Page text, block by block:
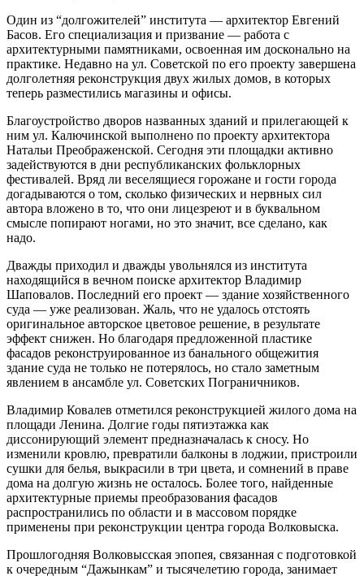
Один из “долгожителей” института — архитектор Евгений
Басов. Его специализация и призвание — работа с
архитектурными памятниками, освоенная им досконально на
практике. Недавно на ул. Советской по его проекту завершена
долголетняя реконструкция двух жилых домов, в которых
теперь разместились магазины и офисы.
Благоустройство дворов названных зданий и прилегающей к
ним ул. Калючинской выполнено по проекту архитектора
Натальи Преображенской. Сегодня эти площадки активно
задействуются в дни республиканских фольклорных
фестивалей. Вряд ли веселящиеся горожане и гости города
догадываются о том, сколько физических и нервных сил
автора вложено в то, что они лицезреют и в буквальном
смысле попирают ногами, но это значит, все сделано, как
надо.
Дважды приходил и дважды увольнялся из института
находящийся в вечном поиске архитектор Владимир
Шаповалов. Последний его проект — здание хозяйственного
суда — уже реализован. Жаль, что не удалось отстоять
оригинальное авторское цветовое решение, в результате
эффект снижен. Но благодаря предложенной пластике
фасадов реконструированное из банального общежития
здание суда не только не потерялось, но стало заметным
явлением в ансамбле ул. Советских Пограничников.
Владимир Ковалев отметился реконструкцией жилого дома на
площади Ленина. Долгие годы пятиэтажка как
диссонирующий элемент предназначалась к сносу. Но
изменили кровлю, превратили балконы в лоджии, пристроили
сушки для белья, выкрасили в три цвета, и сомнений в праве
дома на долгую жизнь не осталось. Более того, найденные
архитектурные приемы преобразования фасадов
распространились по области и в массовом порядке
применены при реконструкции центра города Волковыска.
Прошлогодняя Волковысская эпопея, связанная с подготовкой
к очередным “Дажынкам” и тысячелетию города, занимает